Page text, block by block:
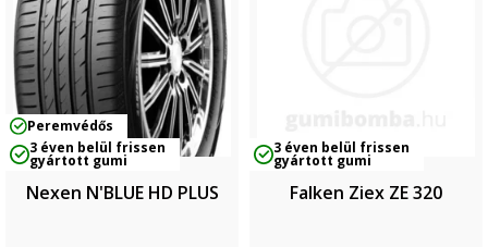
Peremvédős
3 éven belül frissen
gyártott gumi
Nexen N'BLUE HD PLUS
3 éven belül frissen
gyártott gumi
Falken Ziex ZE 320